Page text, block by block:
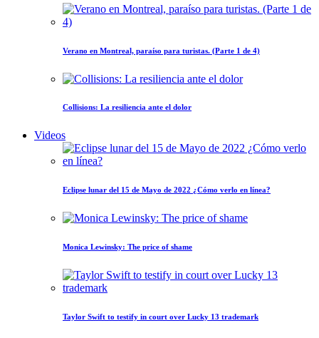
Verano en Montreal, paraíso para turistas. (Parte 1 de 4)
Collisions: La resiliencia ante el dolor
Videos
Eclipse lunar del 15 de Mayo de 2022 ¿Cómo verlo en línea?
Monica Lewinsky: The price of shame
Taylor Swift to testify in court over Lucky 13 trademark